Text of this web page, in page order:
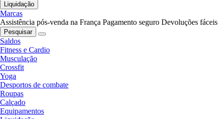
Liquidação
Marcas
Assistência pós-venda na França Pagamento seguro Devoluções fáceis
Pesquisar
Saldos
Fitness e Cardio
Musculação
Crossfit
Yoga
Desportos de combate
Roupas
Calçado
Equipamentos